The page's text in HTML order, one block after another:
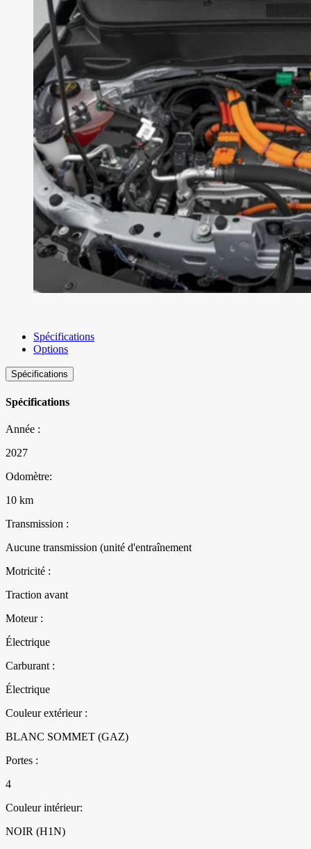
Spécifications
Options
Spécifications
Spécifications
Année :
2027
Odomètre:
10 km
Transmission :
Aucune transmission (unité d'entraînement
Motricité :
Traction avant
Moteur :
Électrique
Carburant :
Électrique
Couleur extérieur :
BLANC SOMMET (GAZ)
Portes :
4
Couleur intérieur:
NOIR (H1N)